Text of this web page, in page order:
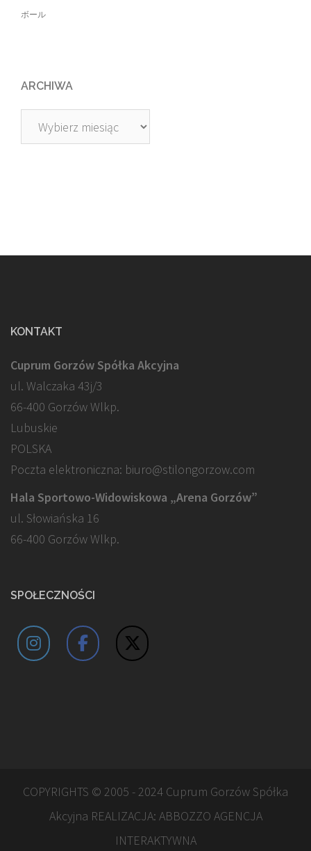
ボール
ARCHIWA
Archiwa
KONTAKT
Cuprum Gorzów Spółka Akcyjna
ul. Walczaka 43j/3
66-400 Gorzów Wlkp.
Lubuskie
POLSKA
Poczta elektroniczna: biuro@stilongorzow.com
Hala Sportowo-Widowiskowa „Arena Gorzów”
ul. Słowiańska 16
66-400 Gorzów Wlkp.
SPOŁECZNOŚCI
COPYRIGHTS © 2005 - 2024 Cuprum Gorzów Spółka
Akcyjna REALIZACJA: ABBOZZO AGENCJA
INTERAKTYWNA